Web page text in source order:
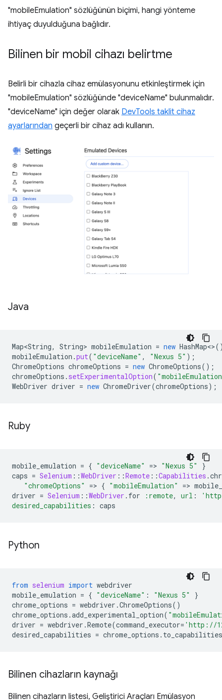
"mobileEmulation" sözlüğünün biçimi, hangi yönteme
ihtiyaç duyulduğuna bağlıdır.
Bilinen bir mobil cihazı belirtme
Belirli bir cihazla cihaz emülasyonunu etkinleştirmek için
"mobileEmulation" sözlüğünde "deviceName" bulunmalıdır.
"deviceName" için değer olarak DevTools taklit cihaz
ayarlarından geçerli bir cihaz adı kullanın.
Java
Map<String, String> mobileEmulation = new HashMap<>
mobileEmulation .put( "deviceName" , "Nexus 5" );
ChromeOptions chromeOptions = new ChromeOptions();
chromeOptions . setExperimentalOption(
WebDriver driver = new ChromeDriver(chromeOptions);
Ruby
mobile_emulation = { "deviceName" => "Nexus 5"
}
caps = Selenium ::WebDriver ::Remote ::Capabilities .
"chromeOptions"
=> { "mobileEmulation" =>
driver = Selenium ::WebDriver . for :remote, url :
desired_capabilities : caps
Python
from selenium import webdriver
mobile_emulation = { "deviceName" : "Nexus 5"
}
chrome_options = webdriver .ChromeOptions()
chrome_options .add_experimental_option(
driver = webdriver .Remote(command_executor= 'http://
desired_capabilities = chrome_options . to_capabilities
Bilinen cihazların kaynağı
Bilinen cihazların listesi, Geliştirici Araçları Emülasyon